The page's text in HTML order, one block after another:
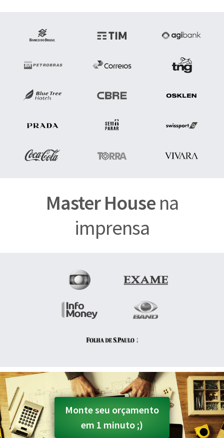
Master Housena
imprensa
Monte seu orçamento
em 1 minuto ;)